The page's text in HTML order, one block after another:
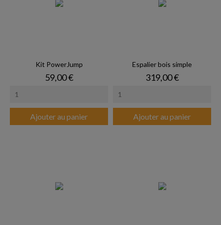
Kit PowerJump
Prix
59,00 €
Ajouter au panier
Espalier bois simple
Prix
319,00 €
Ajouter au panier